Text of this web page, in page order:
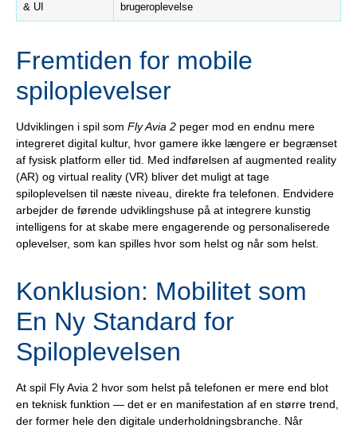
& UI
brugeroplevelse
Fremtiden for mobile
spiloplevelser
Udviklingen i spil som Fly Avia 2 peger mod en endnu mere
integreret digital kultur, hvor gamere ikke længere er begrænset
af fysisk platform eller tid. Med indførelsen af augmented reality
(AR) og virtual reality (VR) bliver det muligt at tage
spiloplevelsen til næste niveau, direkte fra telefonen. Endvidere
arbejder de førende udviklingshuse på at integrere kunstig
intelligens for at skabe mere engagerende og personaliserede
oplevelser, som kan spilles hvor som helst og når som helst.
Konklusion: Mobilitet som
En Ny Standard for
Spiloplevelsen
At spil Fly Avia 2 hvor som helst på telefonen er mere end blot
en teknisk funktion — det er en manifestation af en større trend,
der former hele den digitale underholdningsbranche. Når